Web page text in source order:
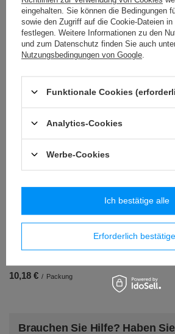
metallsierte Folie MX (500 g.) - 3GC
14,42 €
10,18 € / Packung
Brauchen Sie Hilfe? Haben
eingehalten. Sie können die Bedingungen
sowie den Zugriff auf die Cookie-Dateien
festlegen. Weitere Informationen zu den
und zum Datenschutz finden Sie auch
Nutzungsbedingungen von Google
Funktionale Cookies
Analytics-Cookies
Werbe-Cookies
Erforderlich
Ich bestätige alle